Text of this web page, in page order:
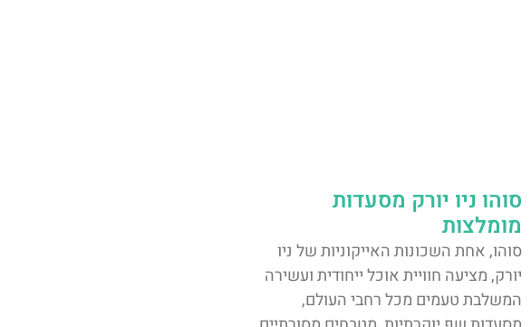
סוהו ניו יורק מסעדות
מומלצות
סוהו, אחת השכונות האייקוניות של ניו
יורק, מציעה חוויית אוכל ייחודית ועשירה
המשלבת טעמים מכל רחבי העולם,